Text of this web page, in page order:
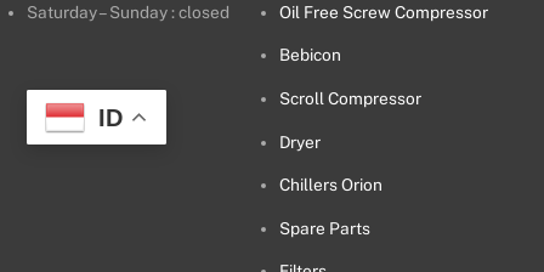
Saturday – Sunday : closed
ID
Oil Free Screw Compressor
Bebicon
Scroll Compressor
Dryer
Chillers Orion
Spare Parts